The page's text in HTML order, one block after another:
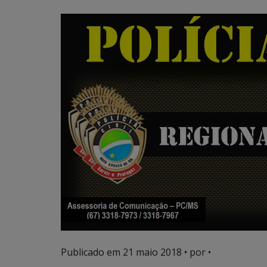
Publicado em 21 maio 2018 • por •